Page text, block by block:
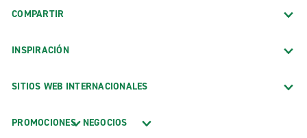
COMPARTIR
INSPIRACIÓN
SITIOS WEB INTERNACIONALES
PROMOCIONES NEGOCIOS